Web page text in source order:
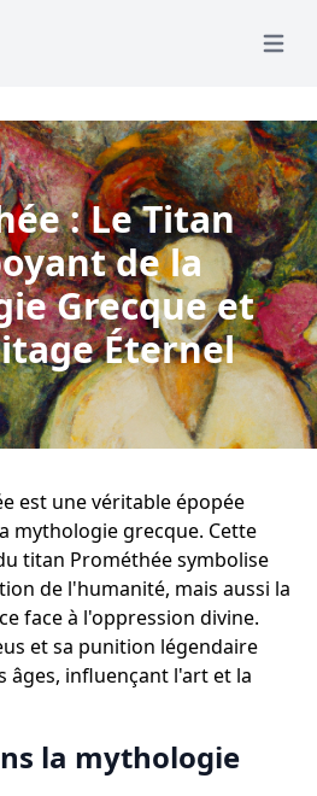
Open
: Le Titan
de la
Grecque et
Éternel
est une véritable épopée
mythologie grecque. Cette
titan Prométhée symbolise
de l'humanité, mais aussi la
face à l'oppression divine.
et sa punition légendaire
âges, influençant l'art et la
la mythologie